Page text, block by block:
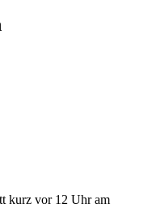
kurz vor 12 Uhr am